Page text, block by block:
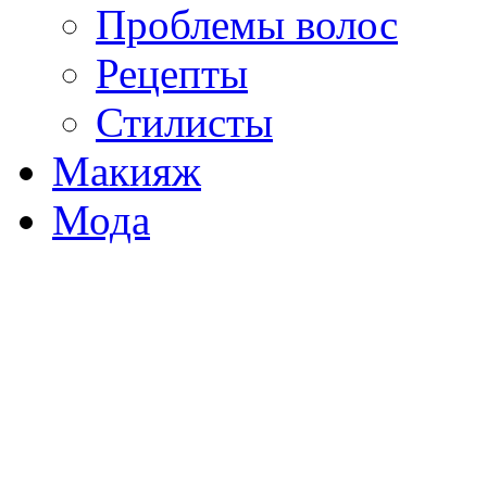
Проблемы волос
Рецепты
Стилисты
Макияж
Мода